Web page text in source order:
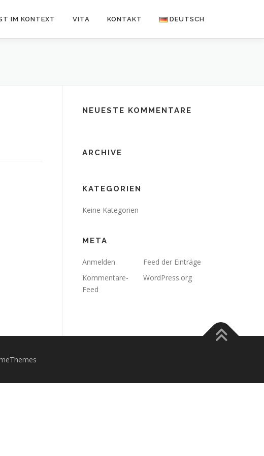
IM KONTEXT VITA KONTAKT DEUTSCH
NEUESTE KOMMENTARE
ARCHIVE
KATEGORIEN
Keine Kategorien
META
Anmelden
Feed der Einträge
Kommentare-
Feed
WordPress.org